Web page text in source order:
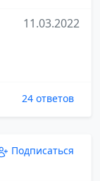
11.03.2022
24 ответов
Подписаться